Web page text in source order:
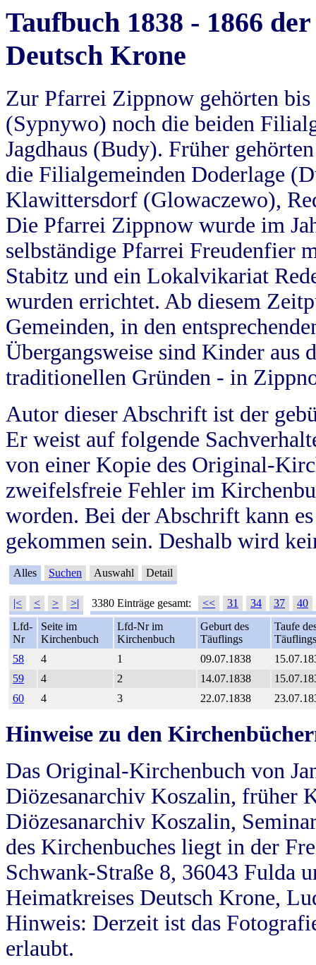
Taufbuch 1838 - 1866
Deutsch Krone
Zur Pfarrei Zippnow gehörten
(Sypnywo) noch die beiden
Jagdhaus (Budy). Früher
die Filialgemeinden Doderlage
Klawittersdorf (Glowaczewo),
Die Pfarrei Zippnow wurde im
selbständige Pfarrei Freudenfier
Stabitz und ein Lokalvikariat
wurden errichtet. Ab diesem
Gemeinden, in den
Übergangsweise sind Kinder aus
traditionellen Gründen - in
Autor dieser Abschrift ist der
Er weist auf folgende
von einer Kopie des Original-
zweifelsfreie Fehler im
worden. Bei der Abschrift kann
gekommen sein. Deshalb wird
Alles Suchen Auswahl Detail
|< < > >| 3380 Einträge gesamt: << 31 34 37
40
Lfd-
Nr
Seite im
Kirchenbuch
Lfd-Nr im
Kirchenbuch
Geburt des
Täuflings
Taufe
Täuflings
58
4 1 09.07.1838
59
4 2 14.07.1838
60
4 3 22.07.1838
Hinweise zu den
Das Original-Kirchenbuch von
Diözesanarchiv Koszalin, früher
Diözesanarchiv Koszalin,
des Kirchenbuches liegt in der
Schwank-Straße 8, 36043 Fulda
Heimatkreises Deutsch Krone,
Hinweis: Derzeit ist das
erlaubt.